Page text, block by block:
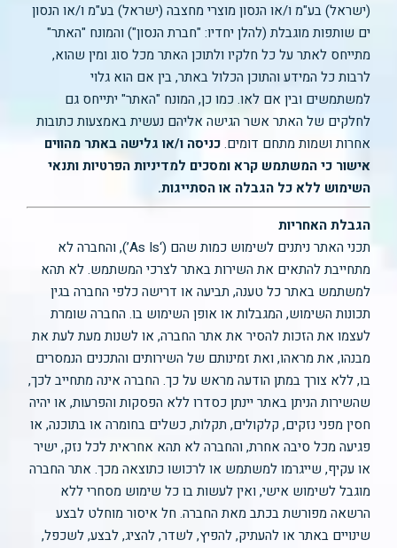
(ישראל) בע"מ ו/או הנסון מוצרי מחצבה (ישראל) בע"מ ו/או הנסון
ים שותפות מוגבלת (להלן יחדיו: "חברת הנסון") והמונח "האתר"
מתייחס לאתר על כל חלקיו ולתוכן האתר מכל סוג ומין שהוא,
לרבות כל המידע והתוכן הכלול באתר, בין אם הוא גלוי
למשתמשים ובין אם לאו. כמו כן, המונח "האתר" יתייחס גם
לחלקים של האתר אשר הגישה אליהם נעשית באמצעות כתובות
אחרות ושמות מתחם דומים.כניסה ו/או גלישה באתר מהווים
אישור כי המשתמש קרא ומסכים למדיניות הפרטיות ותנאי
השימוש ללא כל הגבלה או הסתייגות.
הגבלת האחריות
תכני האתר ניתנים לשימוש כמות שהם (‘As Is’), והחברה לא
מתחייבת להתאים את השירות באתר לצרכי המשתמש. לא תהא
למשתמש באתר כל טענה, תביעה או דרישה כלפי החברה בגין
תכונות השימוש, המגבלות או אופן השימוש בו. החברה שומרת
לעצמו את הזכות להסיר את אתר החברה, או לשנות מעת לעת את
מבנהו, את מראהו, ואת זמינותם של השירותים והתכנים הנמסרים
בו, ללא צורך במתן הודעה מראש על כך. החברה אינה מתחייב לכך,
שהשירות הניתן באתר יינתן כסדרו ללא הפסקות והפרעות, או יהיה
חסין מפני נזקים, קלקולים, תקלות, כשלים בחומרה או בתוכנה, או
פגיעה מכל סיבה אחרת, והחברה לא תהא אחראית לכל נזק, ישיר
או עקיף, שייגרמו למשתמש או לרכושו כתוצאה מכך. אתר החברה
מוגבל לשימוש אישי, ואין לעשות בו כל שימוש מסחרי ללא
הרשאה מפורשת בכתב מאת החברה. חל איסור מוחלט לבצע
שינויים באתר או להעתיק, להפיץ, לשדר, להציג, לבצע, לשכפל,